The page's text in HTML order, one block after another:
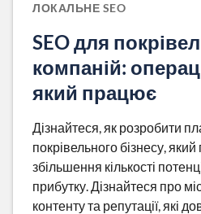
ЛОКАЛЬНЕ SEO
SEO для
компаній:
який працює
Дізнайтеся, як розробити
покрівельного бізнесу,
збільшення кількості
прибутку. Дізнайтеся про
контенту та репутації, які